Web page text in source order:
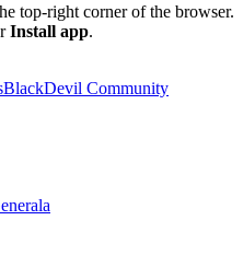
top-right corner of the browser.
Install app.